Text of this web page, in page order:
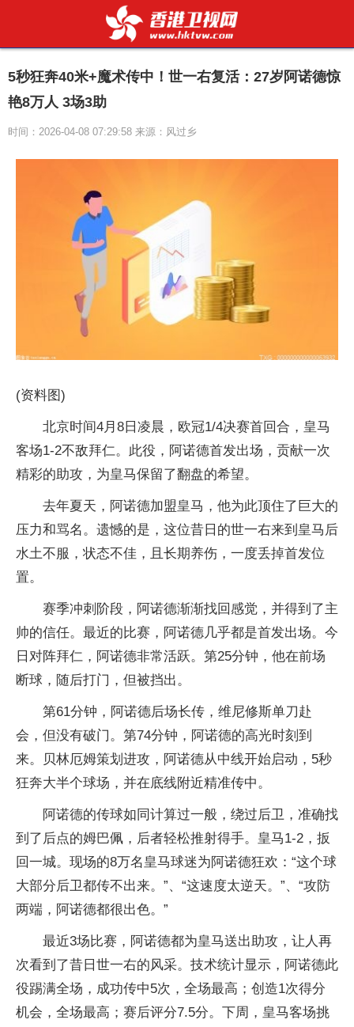
5秒狂奔40米+魔术传中！世一右复活：27岁阿诺德惊
艳8万人 3场3助
时间：2026-04-08 07:29:58 来源：风过乡
(资料图)
北京时间4月8日凌晨，欧冠1/4决赛首回合，皇马
客场1-2不敌拜仁。此役，阿诺德首发出场，贡献一次
精彩的助攻，为皇马保留了翻盘的希望。
去年夏天，阿诺德加盟皇马，他为此顶住了巨大的
压力和骂名。遗憾的是，这位昔日的世一右来到皇马后
水土不服，状态不佳，且长期养伤，一度丢掉首发位
置。
赛季冲刺阶段，阿诺德渐渐找回感觉，并得到了主
帅的信任。最近的比赛，阿诺德几乎都是首发出场。今
日对阵拜仁，阿诺德非常活跃。第25分钟，他在前场
断球，随后打门，但被挡出。
第61分钟，阿诺德后场长传，维尼修斯单刀赴
会，但没有破门。第74分钟，阿诺德的高光时刻到
来。贝林厄姆策划进攻，阿诺德从中线开始启动，5秒
狂奔大半个球场，并在底线附近精准传中。
阿诺德的传球如同计算过一般，绕过后卫，准确找
到了后点的姆巴佩，后者轻松推射得手。皇马1-2，扳
回一城。现场的8万名皇马球迷为阿诺德狂欢：“这个球
大部分后卫都传不出来。”、“这速度太逆天。”、“攻防
两端，阿诺德都很出色。”
最近3场比赛，阿诺德都为皇马送出助攻，让人再
次看到了昔日世一右的风采。技术统计显示，阿诺德此
役踢满全场，成功传中5次，全场最高；创造1次得分
机会，全场最高；赛后评分7.5分。下周，皇马客场挑